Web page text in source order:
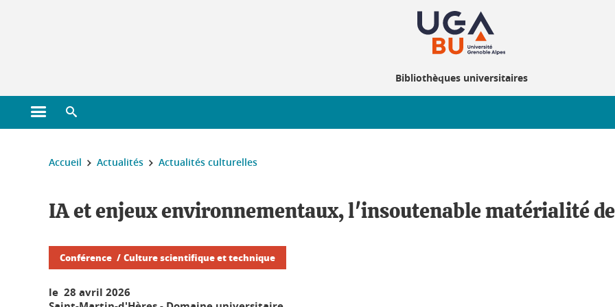
Bibliothèques universitaires
Ouvrir le menu principal
Vous êtes ici :
Accueil Actualités Actualités culturelles
IA et enjeux environnementaux, l'insoutenable matérialité
Conférence Culture scientifique et technique
le 28 avril 2026